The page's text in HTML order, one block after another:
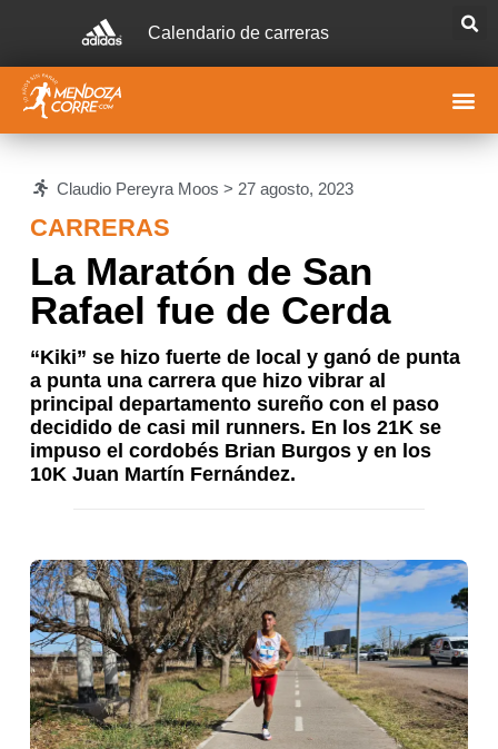
Calendario de carreras
Claudio Pereyra Moos > 27 agosto, 2023
CARRERAS
La Maratón de San
Rafael fue de Cerda
“Kiki” se hizo fuerte de local y ganó de punta
a punta una carrera que hizo vibrar al
principal departamento sureño con el paso
decidido de casi mil runners. En los 21K se
impuso el cordobés Brian Burgos y en los
10K Juan Martín Fernández.